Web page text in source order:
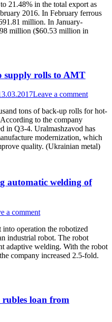
21.48% in the total export as
2016. In February ferrous
million. In January-
million ($60.53 million in
supply rolls to AMT
Leave a comment
tons of back-up rolls for hot-
to the company
in Q3-4. Uralmashzavod has
modernization, which
quality. (Ukrainian metal)
automatic welding of
a comment
operation the robotized
industrial robot. The robot
adaptive welding. With the robot
company increased 2.5-fold.
loan from